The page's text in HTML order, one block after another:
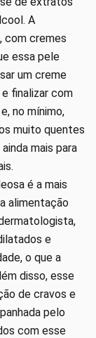
A
com cremes
essa pele
um creme
finalizar com
no mínimo,
muito quentes
mais para
é a mais
alimentação
e
o que a
disso, esse
de cravos e
pelo
com esse